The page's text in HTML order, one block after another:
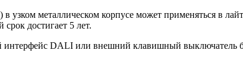
в узком металлическом корпусе может применяться в
достигает 5 лет.
интерфейс DALI или внешний клавишный выключатель